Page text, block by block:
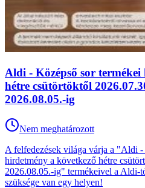
Aldi - Középső sor
hétre csütörtöktől
2026.08.05.-ig
Nem meghatározott
A felfedezések világa várja a "Aldi -
hirdetmény a következő hétre
2026.08.05.-ig" termékeivel a Aldi-
szüksége van egy helyen!